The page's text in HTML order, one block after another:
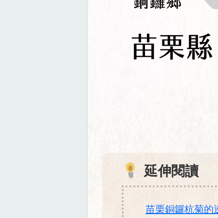
延伸閱讀
苗栗銅鑼杭菊的